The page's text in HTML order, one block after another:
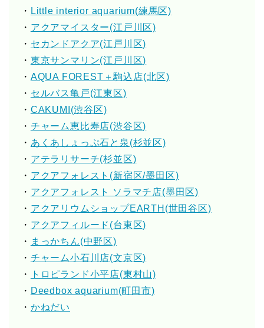
・ Little interior aquarium(練馬区)
・ アクアマイスター(江戸川区)
・ セカンドアクア(江戸川区)
・ 東京サンマリン(江戸川区)
・ AQUA FOREST＋駒込店(北区)
・ セルバス亀戸(江東区)
・ CAKUMI(渋谷区)
・ チャーム恵比寿店(渋谷区)
・ あくあしょっぷ石と泉(杉並区)
・ アテラリサーチ(杉並区)
・ アクアフォレスト(新宿区/墨田区)
・ アクアフォレスト ソラマチ店(墨田区)
・ アクアリウムショップEARTH(世田谷区)
・ アクアフィルード(台東区)
・ まっかちん(中野区)
・ チャーム小石川店(文京区)
・
トロピランド小平店(東村山)
・ Deedbox aquarium(町田市)
・ かねだい